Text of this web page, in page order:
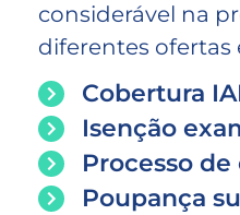
considerável na
diferentes ofertas
Cobertura
Isenção
Processo
Poupança